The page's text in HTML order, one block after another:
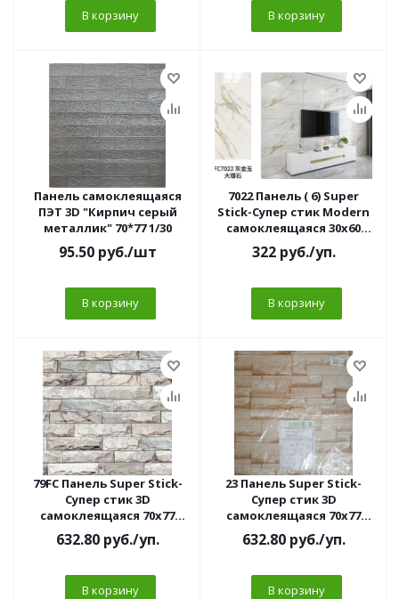
В корзину В корзину
Панель самоклеящаяся
ПЭТ 3D "Кирпич серый
металлик" 70*77 1/30
95.50руб./шт
В корзину
7022 Панель ( 6) Super
Stick-Супер стик Modern
самоклеящаяся 30х60
Мрамор св.бежевый (10
шт/уп)
322руб./уп.
В корзину
79FC Панель Super Stick-
Супер стик 3D
самоклеящаяся 70х77
Стеатит (10 шт/уп) 3мм
632.80руб./уп.
В корзину
23 Панель Super Stick-
Супер стик 3D
самоклеящаяся 70х77
Камень тм.серый (10 шт/
уп)3мм
632.80руб./уп.
В корзину